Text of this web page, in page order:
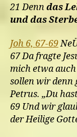
21 Denndas
und das
Joh 6, 67-69
67 Da fragte
mich etwa auch
sollen wir denn
Petrus. „Du
69 Und wir
der Heilige